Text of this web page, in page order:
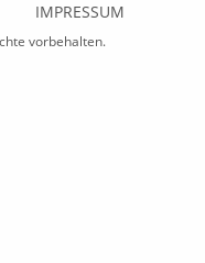
IMPRESSUM
vorbehalten.